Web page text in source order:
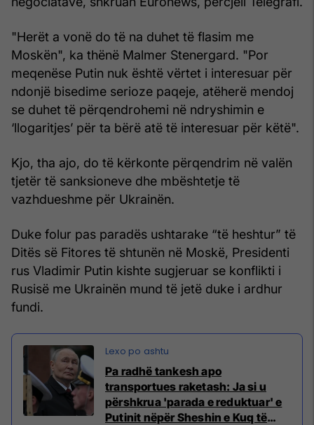
"Herët a vonë do të na duhet të flasim me
Moskën", ka thënë Malmer Stenergard. "Por
meqenëse Putin nuk është vërtet i interesuar për
ndonjë bisedime serioze paqeje, atëherë mendoj
se duhet të përqendrohemi në ndryshimin e
‘llogaritjes’ për ta bërë atë të interesuar për këtë".
Kjo, tha ajo, do të kërkonte përqendrim në valën
tjetër të sanksioneve dhe mbështetje të
vazhdueshme për Ukrainën.
Duke folur pas paradës ushtarake “të heshtur” të
Ditës së Fitores të shtunën në Moskë, Presidenti
rus Vladimir Putin kishte sugjeruar se konflikti i
Rusisë me Ukrainën mund të jetë duke i ardhur
fundi.
Pa radhë tankesh apo
transportues raketash: Ja si u
përshkrua 'parada e reduktuar' e
Putinit nëpër Sheshin e Kuq të